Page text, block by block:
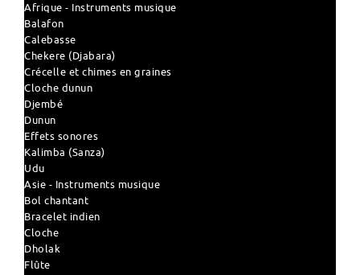
Afrique - Instruments musique
Balafon
Calebasse
Chekere (Djabara)
Crécelle et chimes en graines
Cloche dunun
Djembé
Dunun
Effets sonores
Kalimba (Sanza)
Udu
Asie - Instruments musique
Bol chantant
Bracelet indien
Cloche
Dholak
Flûte